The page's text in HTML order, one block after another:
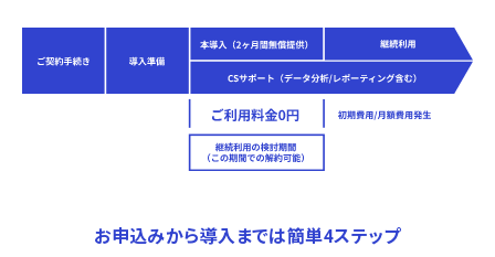
お申込みから導入までは簡単4ステップ